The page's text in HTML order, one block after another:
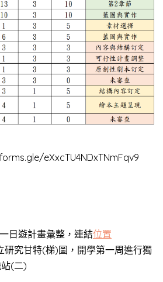
eXxcTU4NDxTNmFqv9
日遊計畫彙整，連結位置
研究甘特(梯)圖，開學第一周進行獨
(二)